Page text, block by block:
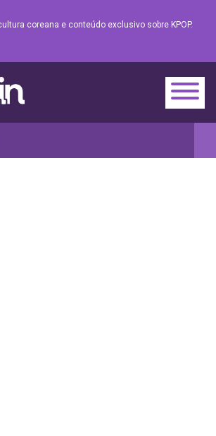
coreana e conteúdo exclusivo sobre KPOP.